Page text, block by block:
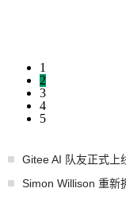
1
2
3
4
5
Gitee AI 队友正式上
Simon Willison 重新